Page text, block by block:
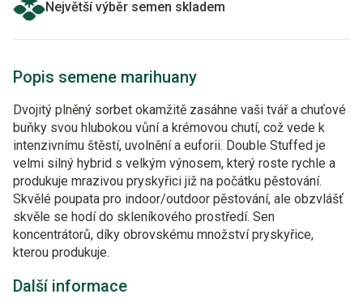
Největší výběr semen skladem
Popis semene marihuany
Dvojitý plněný sorbet okamžitě zasáhne vaši tvář a chuťové
buňky svou hlubokou vůní a krémovou chutí, což vede k
intenzivnímu štěstí, uvolnění a euforii. Double Stuffed je
velmi silný hybrid s velkým výnosem, který roste rychle a
produkuje mrazivou pryskyřici již na počátku pěstování.
Skvělé poupata pro indoor/outdoor pěstování, ale obzvlášť
skvěle se hodí do skleníkového prostředí. Sen
koncentrátorů, díky obrovskému množství pryskyřice,
kterou produkuje.
Další informace